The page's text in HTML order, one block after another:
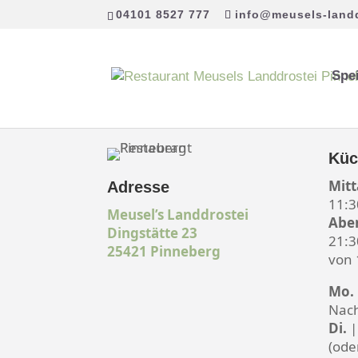
04101 8527 777 info@meusels-
Adresse
Meusel’s Landdrostei
Dingstätte 23
25421 Pinneberg
von
Mo.
Di.